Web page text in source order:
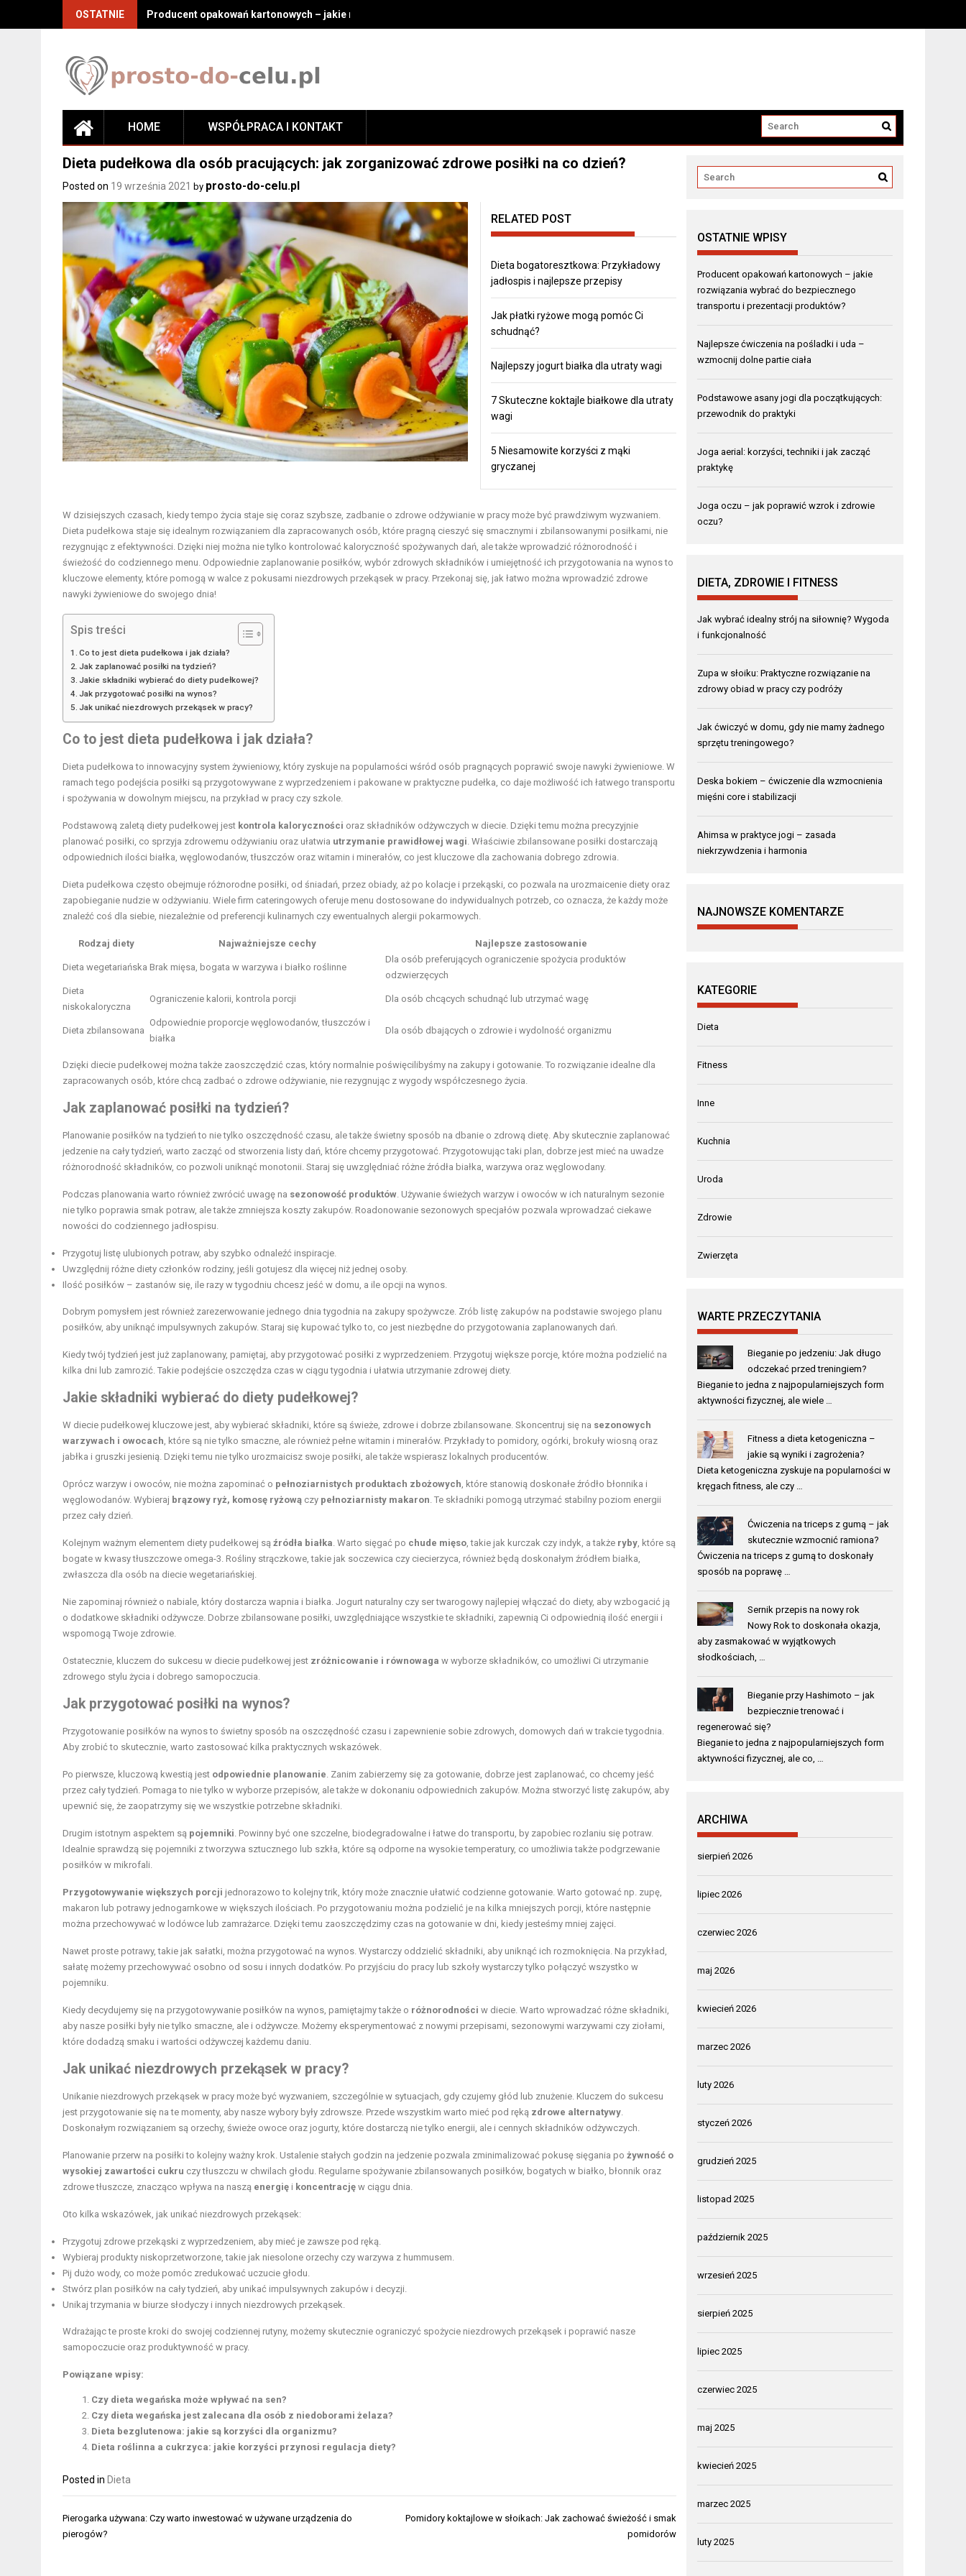
OSTATNIE Producent opakowań kartonowych – jakie rozwiązania wybrać do bezpiecznego transportu i prezentacji produktów?
HOME WSPÓŁPRACA I KONTAKT
Dieta pudełkowa dla osób pracujących: jak zorganizować zdrowe posiłki na co dzień?
Posted on 19 września 2021 by prosto-do-celu.pl
RELATED POST
Dieta bogatoresztkowa: Przykładowy
jadłospis i najlepsze przepisy
Jak płatki ryżowe mogą pomóc Ci
schudnąć?
Najlepszy jogurt białka dla utraty wagi
7 Skuteczne koktajle białkowe dla utraty
wagi
5 Niesamowite korzyści z mąki
gryczanej
W dzisiejszych czasach, kiedy tempo życia staje się coraz szybsze, zadbanie o zdrowe odżywianie w pracy może być prawdziwym wyzwaniem.
Dieta pudełkowa staje się idealnym rozwiązaniem dla zapracowanych osób, które pragną cieszyć się smacznymi i zbilansowanymi posiłkami, nie
rezygnując z efektywności. Dzięki niej można nie tylko kontrolować kaloryczność spożywanych dań, ale także wprowadzić różnorodność i
świeżość do codziennego menu. Odpowiednie zaplanowanie posiłków, wybór zdrowych składników i umiejętność ich przygotowania na wynos to
kluczowe elementy, które pomogą w walce z pokusami niezdrowych przekąsek w pracy. Przekonaj się, jak łatwo można wprowadzić zdrowe
nawyki żywieniowe do swojego dnia!
Spis treści
Co to jest dieta pudełkowa i jak działa?
Jak zaplanować posiłki na tydzień?
Jakie składniki wybierać do diety pudełkowej?
Jak przygotować posiłki na wynos?
Jak unikać niezdrowych przekąsek w pracy?
Co to jest dieta pudełkowa i jak działa?
Dieta pudełkowa to innowacyjny system żywieniowy, który zyskuje na popularności wśród osób pragnących poprawić swoje nawyki żywieniowe. W
ramach tego podejścia posiłki są przygotowywane z wyprzedzeniem i pakowane w praktyczne pudełka, co daje możliwość ich łatwego transportu
i spożywania w dowolnym miejscu, na przykład w pracy czy szkole.
Podstawową zaletą diety pudełkowej jest kontrola kaloryczności oraz składników odżywczych w diecie. Dzięki temu można precyzyjnie
planować posiłki, co sprzyja zdrowemu odżywianiu oraz ułatwia utrzymanie prawidłowej wagi. Właściwie zbilansowane posiłki dostarczają
odpowiednich ilości białka, węglowodanów, tłuszczów oraz witamin i minerałów, co jest kluczowe dla zachowania dobrego zdrowia.
Dieta pudełkowa często obejmuje różnorodne posiłki, od śniadań, przez obiady, aż po kolacje i przekąski, co pozwala na urozmaicenie diety oraz
zapobieganie nudzie w odżywianiu. Wiele firm cateringowych oferuje menu dostosowane do indywidualnych potrzeb, co oznacza, że każdy może
znaleźć coś dla siebie, niezależnie od preferencji kulinarnych czy ewentualnych alergii pokarmowych.
Rodzaj diety Najważniejsze cechy Najlepsze zastosowanie
Dieta wegetariańska Brak mięsa, bogata w warzywa i białko roślinne
Dla osób preferujących ograniczenie spożycia produktów
odzwierzęcych
Dieta
niskokaloryczna
Ograniczenie kalorii, kontrola porcji Dla osób chcących schudnąć lub utrzymać wagę
Dieta zbilansowana
Odpowiednie proporcje węglowodanów, tłuszczów i
białka
Dla osób dbających o zdrowie i wydolność organizmu
Dzięki diecie pudełkowej można także zaoszczędzić czas, który normalnie poświęcilibyśmy na zakupy i gotowanie. To rozwiązanie idealne dla
zapracowanych osób, które chcą zadbać o zdrowe odżywianie, nie rezygnując z wygody współczesnego życia.
Jak zaplanować posiłki na tydzień?
Planowanie posiłków na tydzień to nie tylko oszczędność czasu, ale także świetny sposób na dbanie o zdrową dietę. Aby skutecznie zaplanować
jedzenie na cały tydzień, warto zacząć od stworzenia listy dań, które chcemy przygotować. Przygotowując taki plan, dobrze jest mieć na uwadze
różnorodność składników, co pozwoli uniknąć monotonii. Staraj się uwzględniać różne źródła białka, warzywa oraz węglowodany.
Podczas planowania warto również zwrócić uwagę na sezonowość produktów. Używanie świeżych warzyw i owoców w ich naturalnym sezonie
nie tylko poprawia smak potraw, ale także zmniejsza koszty zakupów. Roadonowanie sezonowych specjałów pozwala wprowadzać ciekawe
nowości do codziennego jadłospisu.
Przygotuj listę ulubionych potraw, aby szybko odnaleźć inspiracje.
Uwzględnij różne diety członków rodziny, jeśli gotujesz dla więcej niż jednej osoby.
Ilość posiłków – zastanów się, ile razy w tygodniu chcesz jeść w domu, a ile opcji na wynos.
Dobrym pomysłem jest również zarezerwowanie jednego dnia tygodnia na zakupy spożywcze. Zrób listę zakupów na podstawie swojego planu
posiłków, aby uniknąć impulsywnych zakupów. Staraj się kupować tylko to, co jest niezbędne do przygotowania zaplanowanych dań.
Kiedy twój tydzień jest już zaplanowany, pamiętaj, aby przygotować posiłki z wyprzedzeniem. Przygotuj większe porcje, które można podzielić na
kilka dni lub zamrozić. Takie podejście oszczędza czas w ciągu tygodnia i ułatwia utrzymanie zdrowej diety.
Jakie składniki wybierać do diety pudełkowej?
W diecie pudełkowej kluczowe jest, aby wybierać składniki, które są świeże, zdrowe i dobrze zbilansowane. Skoncentruj się na sezonowych
warzywach i owocach, które są nie tylko smaczne, ale również pełne witamin i minerałów. Przykłady to pomidory, ogórki, brokuły wiosną oraz
jabłka i gruszki jesienią. Dzięki temu nie tylko urozmaicisz swoje posiłki, ale także wspierasz lokalnych producentów.
Oprócz warzyw i owoców, nie można zapominać o pełnoziarnistych produktach zbożowych, które stanowią doskonałe źródło błonnika i
węglowodanów. Wybieraj brązowy ryż, komosę ryżową czy pełnoziarnisty makaron. Te składniki pomogą utrzymać stabilny poziom energii
przez cały dzień.
Kolejnym ważnym elementem diety pudełkowej są źródła białka. Warto sięgać po chude mięso, takie jak kurczak czy indyk, a także ryby, które są
bogate w kwasy tłuszczowe omega-3. Rośliny strączkowe, takie jak soczewica czy ciecierzyca, również będą doskonałym źródłem białka,
zwłaszcza dla osób na diecie wegetariańskiej.
Nie zapominaj również o nabiale, który dostarcza wapnia i białka. Jogurt naturalny czy ser twarogowy najlepiej włączać do diety, aby wzbogacić ją
o dodatkowe składniki odżywcze. Dobrze zbilansowane posiłki, uwzględniające wszystkie te składniki, zapewnią Ci odpowiednią ilość energii i
wspomogą Twoje zdrowie.
Ostatecznie, kluczem do sukcesu w diecie pudełkowej jest zróżnicowanie i równowaga w wyborze składników, co umożliwi Ci utrzymanie
zdrowego stylu życia i dobrego samopoczucia.
Jak przygotować posiłki na wynos?
Przygotowanie posiłków na wynos to świetny sposób na oszczędność czasu i zapewnienie sobie zdrowych, domowych dań w trakcie tygodnia.
Aby zrobić to skutecznie, warto zastosować kilka praktycznych wskazówek.
Po pierwsze, kluczową kwestią jest odpowiednie planowanie. Zanim zabierzemy się za gotowanie, dobrze jest zaplanować, co chcemy jeść
przez cały tydzień. Pomaga to nie tylko w wyborze przepisów, ale także w dokonaniu odpowiednich zakupów. Można stworzyć listę zakupów, aby
upewnić się, że zaopatrzymy się we wszystkie potrzebne składniki.
Drugim istotnym aspektem są pojemniki. Powinny być one szczelne, biodegradowalne i łatwe do transportu, by zapobiec rozlaniu się potraw.
Idealnie sprawdzą się pojemniki z tworzywa sztucznego lub szkła, które są odporne na wysokie temperatury, co umożliwia także podgrzewanie
posiłków w mikrofali.
Przygotowywanie większych porcji jednorazowo to kolejny trik, który może znacznie ułatwić codzienne gotowanie. Warto gotować np. zupę,
makaron lub potrawy jednogarnkowe w większych ilościach. Po przygotowaniu można podzielić je na kilka mniejszych porcji, które następnie
można przechowywać w lodówce lub zamrażarce. Dzięki temu zaoszczędzimy czas na gotowanie w dni, kiedy jesteśmy mniej zajęci.
Nawet proste potrawy, takie jak sałatki, można przygotować na wynos. Wystarczy oddzielić składniki, aby uniknąć ich rozmoknięcia. Na przykład,
sałatę możemy przechowywać osobno od sosu i innych dodatków. Po przyjściu do pracy lub szkoły wystarczy tylko połączyć wszystko w
pojemniku.
Kiedy decydujemy się na przygotowywanie posiłków na wynos, pamiętajmy także o różnorodności w diecie. Warto wprowadzać różne składniki,
aby nasze posiłki były nie tylko smaczne, ale i odżywcze. Możemy eksperymentować z nowymi przepisami, sezonowymi warzywami czy ziołami,
które dodadzą smaku i wartości odżywczej każdemu daniu.
Jak unikać niezdrowych przekąsek w pracy?
Unikanie niezdrowych przekąsek w pracy może być wyzwaniem, szczególnie w sytuacjach, gdy czujemy głód lub znużenie. Kluczem do sukcesu
jest przygotowanie się na te momenty, aby nasze wybory były zdrowsze. Przede wszystkim warto mieć pod ręką zdrowe alternatywy.
Doskonałym rozwiązaniem są orzechy, świeże owoce oraz jogurty, które dostarczą nie tylko energii, ale i cennych składników odżywczych.
Planowanie przerw na posiłki to kolejny ważny krok. Ustalenie stałych godzin na jedzenie pozwala zminimalizować pokusę sięgania po żywność o
wysokiej zawartości cukru czy tłuszczu w chwilach głodu. Regularne spożywanie zbilansowanych posiłków, bogatych w białko, błonnik oraz
zdrowe tłuszcze, znacząco wpływa na naszą energię i koncentrację w ciągu dnia.
Oto kilka wskazówek, jak unikać niezdrowych przekąsek:
Przygotuj zdrowe przekąski z wyprzedzeniem, aby mieć je zawsze pod ręką.
Wybieraj produkty niskoprzetworzone, takie jak niesolone orzechy czy warzywa z hummusem.
Pij dużo wody, co może pomóc zredukować uczucie głodu.
Stwórz plan posiłków na cały tydzień, aby unikać impulsywnych zakupów i decyzji.
Unikaj trzymania w biurze słodyczy i innych niezdrowych przekąsek.
Wdrażając te proste kroki do swojej codziennej rutyny, możemy skutecznie ograniczyć spożycie niezdrowych przekąsek i poprawić nasze
samopoczucie oraz produktywność w pracy.
Powiązane wpisy:
Czy dieta wegańska może wpływać na sen?
Czy dieta wegańska jest zalecana dla osób z niedoborami żelaza?
Dieta bezglutenowa: jakie są korzyści dla organizmu?
Dieta roślinna a cukrzyca: jakie korzyści przynosi regulacja diety?
Posted in Dieta
Nawigacja
wpisu
Pierogarka używana: Czy warto inwestować w używane urządzenia do
pierogów?
Pomidory koktajlowe w słoikach: Jak zachować świeżość i smak
pomidorów
OSTATNIE WPISY
Producent opakowań kartonowych – jakie
rozwiązania wybrać do bezpiecznego
transportu i prezentacji produktów?
Najlepsze ćwiczenia na pośladki i uda –
wzmocnij dolne partie ciała
Podstawowe asany jogi dla początkujących:
przewodnik do praktyki
Joga aerial: korzyści, techniki i jak zacząć
praktykę
Joga oczu – jak poprawić wzrok i zdrowie
oczu?
DIETA, ZDROWIE I FITNESS
Jak wybrać idealny strój na siłownię? Wygoda
i funkcjonalność
Zupa w słoiku: Praktyczne rozwiązanie na
zdrowy obiad w pracy czy podróży
Jak ćwiczyć w domu, gdy nie mamy żadnego
sprzętu treningowego?
Deska bokiem – ćwiczenie dla wzmocnienia
mięśni core i stabilizacji
Ahimsa w praktyce jogi – zasada
niekrzywdzenia i harmonia
NAJNOWSZE KOMENTARZE
KATEGORIE
Dieta
Fitness
Inne
Kuchnia
Uroda
Zdrowie
Zwierzęta
WARTE PRZECZYTANIA
Bieganie po jedzeniu: Jak długo
odczekać przed treningiem?
Bieganie to jedna z najpopularniejszych form
aktywności fizycznej, ale wiele …
Fitness a dieta ketogeniczna –
jakie są wyniki i zagrożenia?
Dieta ketogeniczna zyskuje na popularności w
kręgach fitness, ale czy …
Ćwiczenia na triceps z gumą – jak
skutecznie wzmocnić ramiona?
Ćwiczenia na triceps z gumą to doskonały
sposób na poprawę …
Sernik przepis na nowy rok
Nowy Rok to doskonała okazja,
aby zasmakować w wyjątkowych
słodkościach, …
Bieganie przy Hashimoto – jak
bezpiecznie trenować i
regenerować się?
Bieganie to jedna z najpopularniejszych form
aktywności fizycznej, ale co, …
ARCHIWA
sierpień 2026
lipiec 2026
czerwiec 2026
maj 2026
kwiecień 2026
marzec 2026
luty 2026
styczeń 2026
grudzień 2025
listopad 2025
październik 2025
wrzesień 2025
sierpień 2025
lipiec 2025
czerwiec 2025
maj 2025
kwiecień 2025
marzec 2025
luty 2025